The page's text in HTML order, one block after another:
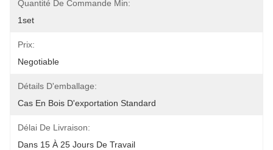
Quantité De Commande Min:
1set
Prix:
Negotiable
Détails D'emballage:
Cas En Bois D'exportation Standard
Délai De Livraison:
Dans 15 À 25 Jours De Travail